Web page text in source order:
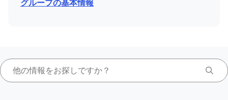
グループの基本情報